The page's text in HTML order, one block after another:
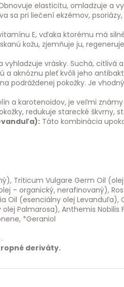
elasticitu, omladzuje a
sa pri liečení ekzémov,
E, vďaka ktorému má
kožu, zjemňuje ju,
vrásky. Suchá, citlivá
a aknóznu pleť kvôli jeho
podráždenej pokožky. Je
a karotenoidov, je veľmi známy
redukuje starecké škvrny,
Táto kombinácia
Triticum Vulgare Germ Oil
– organický, nerafinovaný),
Oil (esenciálny olej Levanduľa),
Palmarosa), Anthemis Nobilis
*Geraniol
deriváty.